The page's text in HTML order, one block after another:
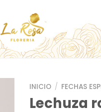
INICIO / FECHAS
Lechuza